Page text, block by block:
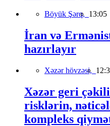
Böyük Şərq, 13:05
İran və
hazırlayır
Xəzər hövzəsi,
Xəzər geri
risklərin,
kompleks